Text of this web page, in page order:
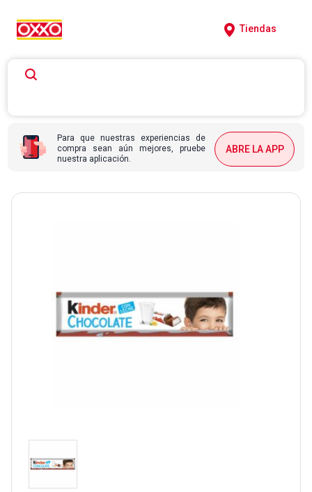
Tiendas
Para que nuestras experiencias de
compra sean aún mejores, pruebe
nuestra aplicación.
ABRE LA APP